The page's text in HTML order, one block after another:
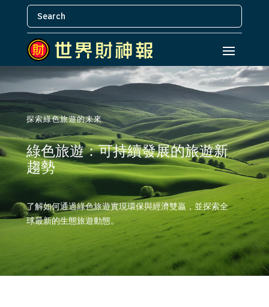
探索綠色旅遊的未來
綠色旅遊：可持續發展的旅遊新
趨勢
了解如何通過綠色旅遊實現環保與經濟雙贏，並探索全
球最新的生態旅遊動態。